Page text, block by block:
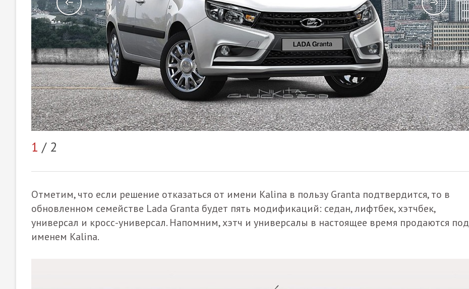
1 / 2
Отметим, что если решение отказаться от имени Kalina в пользу Granta подтвердится, то в
обновленном семействе Lada Granta будет пять модификаций: седан, лифтбек, хэтчбек,
универсал и кросс-универсал. Напомним, хэтч и универсалы в настоящее время продаются под
именем Kalina.